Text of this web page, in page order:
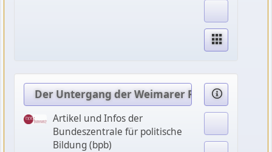
Der Untergang der Weimarer Republik
Artikel und Infos der
Bundeszentrale für politische
Bildung (bpb)